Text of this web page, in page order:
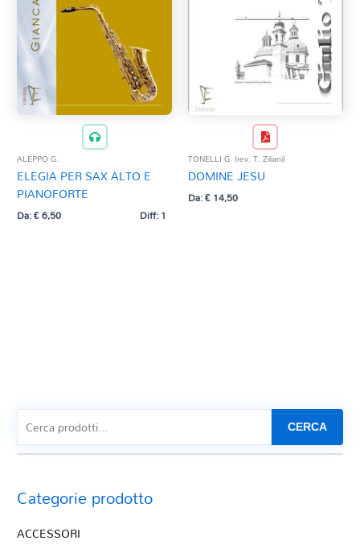
ALEPPO G.
ELEGIA PER SAX ALTO E
PIANOFORTE
Da:€6,50 Diff: 1
TONELLI G. (rev. T. Ziliani)
DOMINE JESU
Da:€14,50
CERCA
Categorie prodotto
ACCESSORI